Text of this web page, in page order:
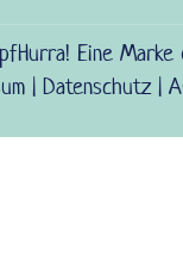
Eine
| Datenschutz|